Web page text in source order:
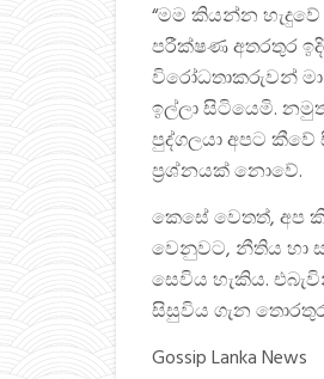
“මම කියන්න
පරීක්ෂණ අතරතුර
විරෝධතාකරුවන්
ඉල්ලා සිටියෙමි.
පුද්ගලයා අපට
ප්‍රශ්නයක් නොවේ.
කෙසේ වෙතත්, අප
වෙනුවට, නීතිය හා
සෙවිය හැකිය.
සිසුවිය ගැන
Gossip Lanka News